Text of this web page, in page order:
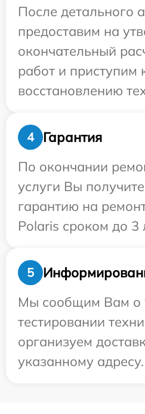
После детального
предоставим на
окончательный
работ и приступим
восстановлению
4
Гарантия
По окончании
услуги Вы
гарантию на
Polaris сроком до 3
5
Мы сообщим Вам о
тестировании
организуем
указанному адресу.